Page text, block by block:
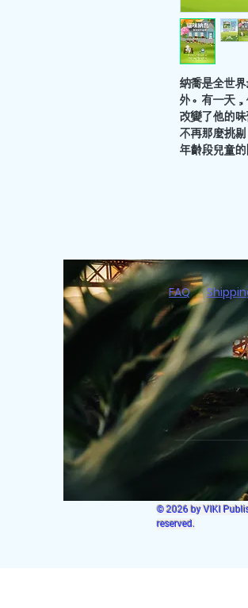
納喬是全世
外。有一天
改變了他的
不再那麼挑
年齡段兒童
FAQ
© 2026 by VIKI
reserved.